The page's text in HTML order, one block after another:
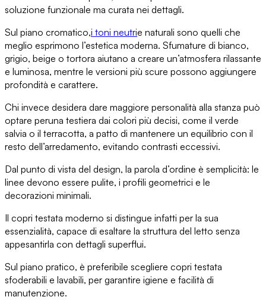
soluzione funzionale ma curata nei dettagli.
Sul piano cromatico,i toni neutrie naturali sono quelli che
meglio esprimono l’estetica moderna. Sfumature di bianco,
grigio, beige o tortora aiutano a creare un’atmosfera rilassante
e luminosa, mentre le versioni più scure possono aggiungere
profondità e carattere.
Chi invece desidera dare maggiore personalità alla stanza può
optare peruna testiera dai colori più decisi, come il verde
salvia o il terracotta, a patto di mantenere un equilibrio con il
resto dell’arredamento, evitando contrasti eccessivi.
Dal punto di vista del design, la parola d’ordine è semplicità: le
linee devono essere pulite, i profili geometrici e le
decorazioni minimali.
Il copri testata moderno si distingue infatti per la sua
essenzialità, capace di esaltare la struttura del letto senza
appesantirla con dettagli superflui.
Sul piano pratico, è preferibile scegliere copri testata
sfoderabili e lavabili, per garantire igiene e facilità di
manutenzione.